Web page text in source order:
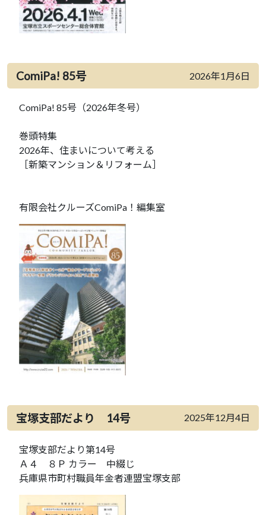
ComiPa! 85号 2026年1月6日
ComiPa! 85号（2026年冬号）
巻頭特集
2026年、住まいについて考える
［新築マンション＆リフォーム］
有限会社クルーズComiPa！編集室
宝塚支部だより 14号 2025年12月4日
宝塚支部だより第14号
Ａ４ ８Ｐ カラー 中綴じ
兵庫県市町村職員年金者連盟宝塚支部